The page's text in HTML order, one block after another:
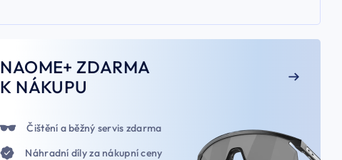
NAOME+ ZDARMA
K NÁKUPU
Čištění a běžný servis zdarma
Náhradní díly za nákupní ceny